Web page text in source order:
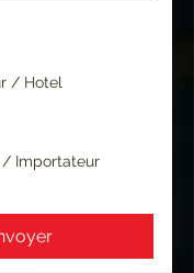
/ Hotel
/ Importateur